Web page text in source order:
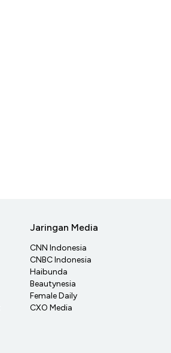
Jaringan Media
CNN Indonesia
CNBC Indonesia
Haibunda
Beautynesia
Female Daily
CXO Media